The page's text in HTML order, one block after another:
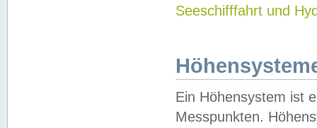
Seeschifffahrt und
Ein Höhensystem ist
Messpunkten.